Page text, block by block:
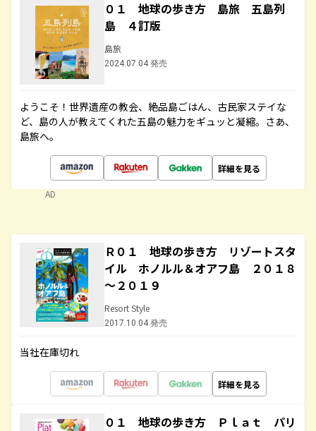
０１ 地球の歩き方 島旅 五島列
島 ４訂版
島旅
2024.07.04 発売
ようこそ！世界遺産の教会、絶品島ごはん、古民家ステイな
ど、島の人が教えてくれた五島の魅力をギュッと凝縮。さあ、
島旅へ。
詳細を見る
AD
Ｒ０１ 地球の歩き方 リゾートスタ
イル ホノルル＆オアフ島 ２０１８
～２０１９
Resort Style
2017.10.04 発売
当社在庫切れ
詳細を見る
０１ 地球の歩き方 Ｐｌａｔ パリ